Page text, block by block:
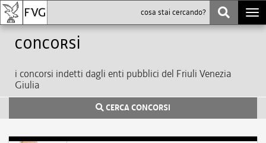
Concorsi
i concorsi indetti dagli enti pubblici del Friuli Venezia
Giulia
CERCA CONCORSI